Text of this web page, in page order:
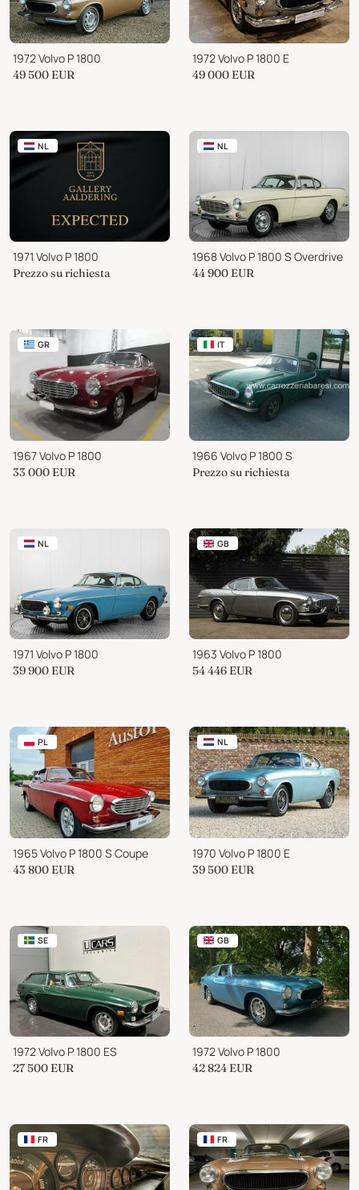
1972 Volvo P 1800
49 500 EUR
1972 Volvo P 1800 E
49 000 EUR
NL
1971 Volvo P 1800
Prezzo su richiesta
NL
1968 Volvo P 1800 S Overdrive
44 900 EUR
GR
1967 Volvo P 1800
33 000 EUR
IT
1966 Volvo P 1800 S
Prezzo su richiesta
NL
1971 Volvo P 1800
39 900 EUR
GB
1963 Volvo P 1800
54 446 EUR
PL
1965 Volvo P 1800 S Coupe
43 800 EUR
NL
1970 Volvo P 1800 E
39 500 EUR
SE
1972 Volvo P 1800 ES
27 500 EUR
GB
1972 Volvo P 1800
42 824 EUR
FR FR